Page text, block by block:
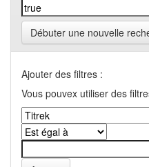
Débuter une nouvelle
Ajouter des filtres :
Vous pouvex utiliser des